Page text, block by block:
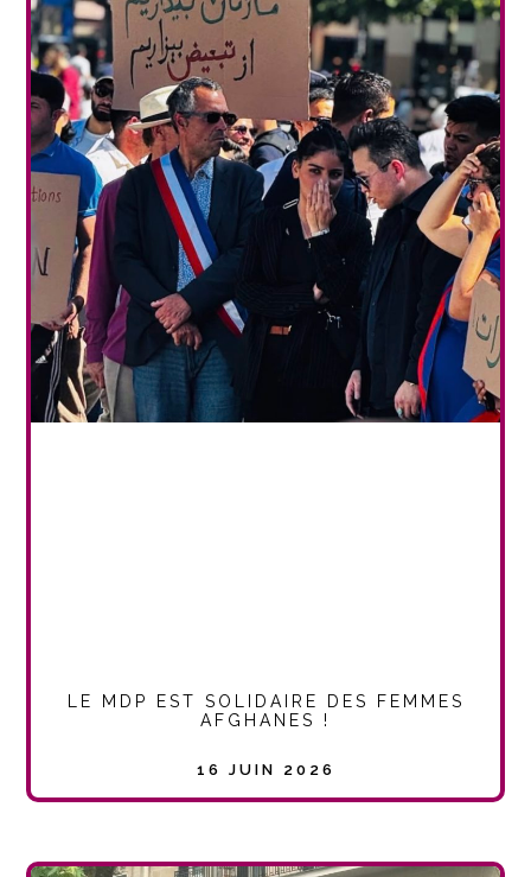
LE MDP EST SOLIDAIRE DES FEMMES
AFGHANES !
16 JUIN 2026